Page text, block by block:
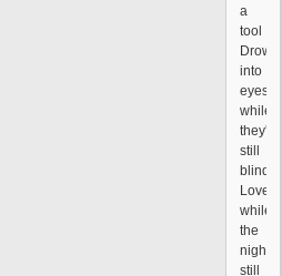
a
tool
Drown
into
eyes
while
they're
still
blind
Love
while
the
night
still